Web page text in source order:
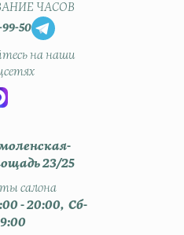
ЧАСОВ
99-50
на наши
23/25
салона
- 20:00, Сб-